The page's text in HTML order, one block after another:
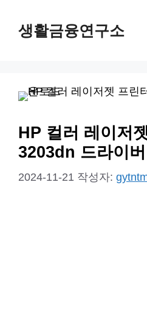
생활금융연구소
HP 컬러 레이저
3203dn 드라이
2024-11-21 작성자: